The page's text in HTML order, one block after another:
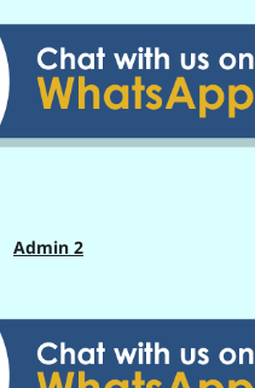
Admin 2